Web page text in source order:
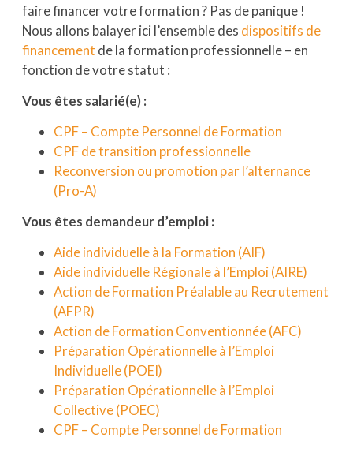
faire financer votre formation ? Pas de panique !
Nous allons balayer ici l’ensemble des dispositifs de
financement de la formation professionnelle – en
fonction de votre statut :
Vous êtes salarié(e) :
CPF – Compte Personnel de Formation
CPF de transition professionnelle
Reconversion ou promotion par l’alternance
(Pro-A)
Vous êtes demandeur d’emploi :
Aide individuelle à la Formation (AIF)
Aide individuelle Régionale à l’Emploi (AIRE)
Action de Formation Préalable au Recrutement
(AFPR)
Action de Formation Conventionnée (AFC)
Préparation Opérationnelle à l’Emploi
Individuelle (POEI)
Préparation Opérationnelle à l’Emploi
Collective (POEC)
CPF – Compte Personnel de Formation